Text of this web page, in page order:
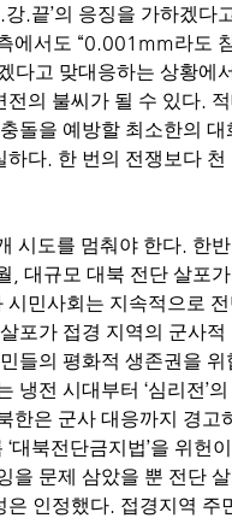
.강.끝’의 응징을 가하겠다
에서도 “0.001mm라도
다고 맞대응하는 상황에
전의 불씨가 될 수 있다.
돌을 예방할 최소한의 대
하다. 한 번의 전쟁보다 천
시도를 멈춰야 한다. 한
대규모 대북 전단 살포
시민사회는 지속적으로
포가 접경 지역의 군사적
들의 평화적 생존권을 위
냉전 시대부터 ‘심리전’
한은 군사 대응까지 경고
‘대북전단금지법’을 위헌
을 문제 삼았을 뿐 전단 살
은 인정했다. 접경지역 주